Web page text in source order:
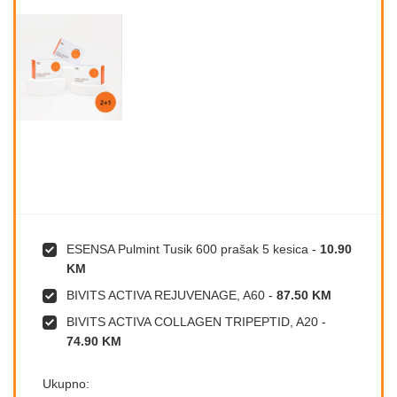
ESENSA Pulmint Tusik 600 prašak 5 kesica - 10.90
KM
BIVITS ACTIVA REJUVENAGE, A60 - 87.50 KM
BIVITS ACTIVA COLLAGEN TRIPEPTID, A20 -
74.90 KM
Ukupno: